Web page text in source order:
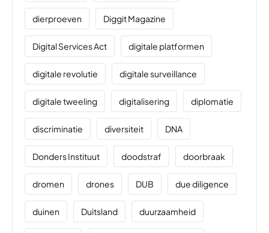
dierproeven Diggit Magazine
Digital Services Act digitale platformen
digitale revolutie digitale surveillance
digitale tweeling digitalisering diplomatie
discriminatie diversiteit DNA
Donders Instituut doodstraf doorbraak
dromen drones DUB due diligence
duinen Duitsland duurzaamheid